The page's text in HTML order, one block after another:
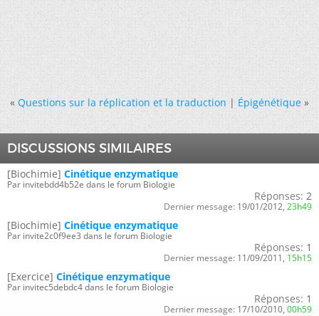
« Questions sur la réplication et la traduction|Épigénétique »
DISCUSSIONS SIMILAIRES
[Biochimie] Cinétique enzymatique
Par invitebdd4b52e dans le forum Biologie
Réponses: 2
Dernier message: 19/01/2012, 23h49
[Biochimie] Cinétique enzymatique
Par invite2c0f9ee3 dans le forum Biologie
Réponses: 1
Dernier message: 11/09/2011, 15h15
[Exercice] Cinétique enzymatique
Par invitec5debdc4 dans le forum Biologie
Réponses: 1
Dernier message: 17/10/2010, 00h59